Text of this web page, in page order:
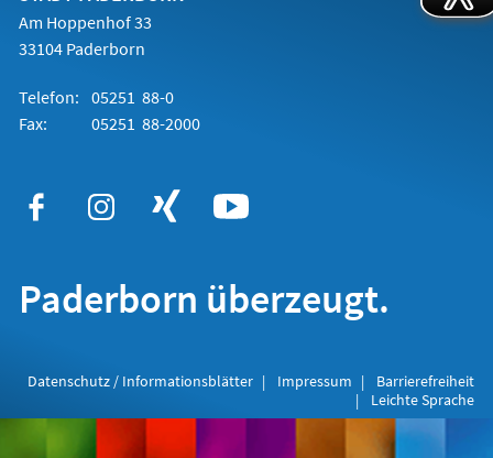
Am Hoppenhof 33
33104 Paderborn
Telefon: 05251 88-0
Fax:
05251 88-2000
Paderborn überzeugt.
Datenschutz / Informationsblätter Impressum
Barrierefreiheit
Leichte Sprache